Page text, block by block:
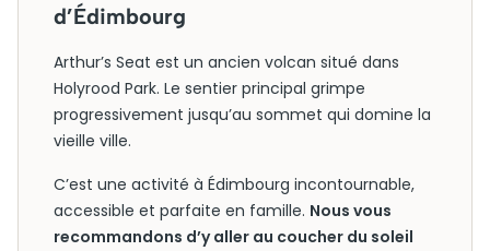
d’Édimbourg
Arthur’s Seat est un ancien volcan situé dans
Holyrood Park. Le sentier principal grimpe
progressivement jusqu’au sommet qui domine la
vieille ville.
C’est une activité à Édimbourg incontournable,
accessible et parfaite en famille. Nous vous
recommandons d’y aller au coucher du soleil